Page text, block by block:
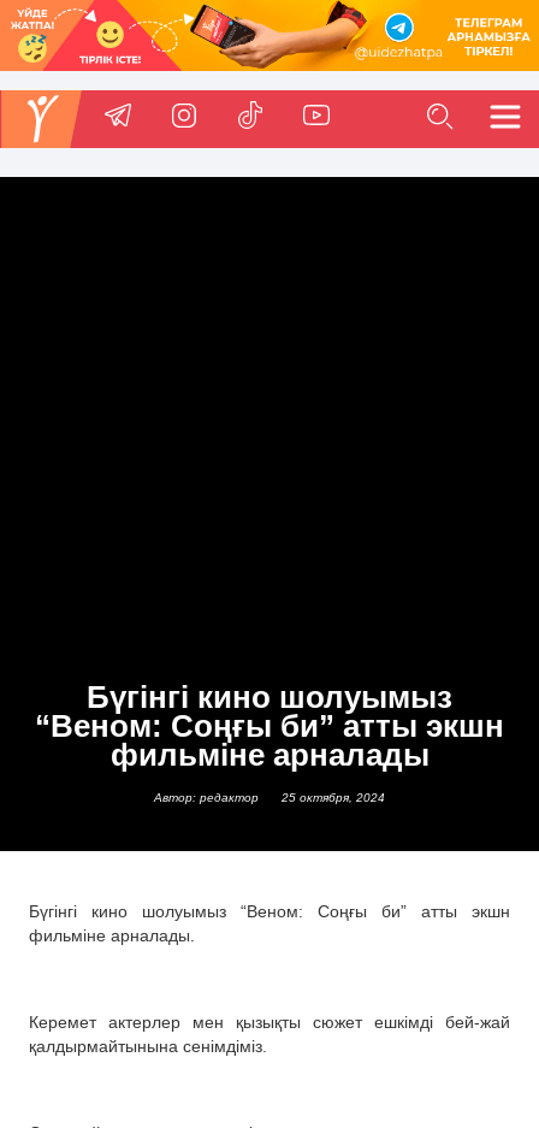
Бүгінгі кино шолуымыз
“Веном: Соңғы би” атты экшн
фильміне арналады
Автор: редактор 25 октября, 2024
Бүгінгі кино шолуымыз “Веном: Соңғы би” атты экшн
фильміне арналады.
Керемет актерлер мен қызықты сюжет ешкімді бей-жай
қалдырмайтынына сенімдіміз.